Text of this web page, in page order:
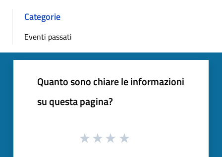
Categorie
Eventi passati
Quanto sono chiare le informazioni
su questa pagina?